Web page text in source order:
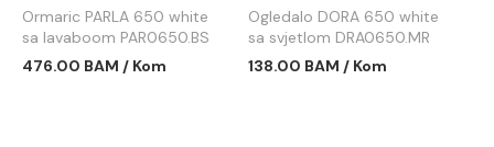
Ormaric PARLA 650 white
sa lavaboom PAR0650.BS
476.00 BAM / Kom
Ogledalo DORA 650 white
sa svjetlom DRA0650.MR
138.00 BAM / Kom